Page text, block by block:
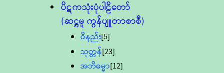
ပိဋကသုံးပုံပါဠိတော်
(ဆဋ္ဌမူ ကွန်ပျူတာစာစီ)
ဝိနည်း[5]
သုတ္တန်[23]
အဘိဓမ္မာ[12]